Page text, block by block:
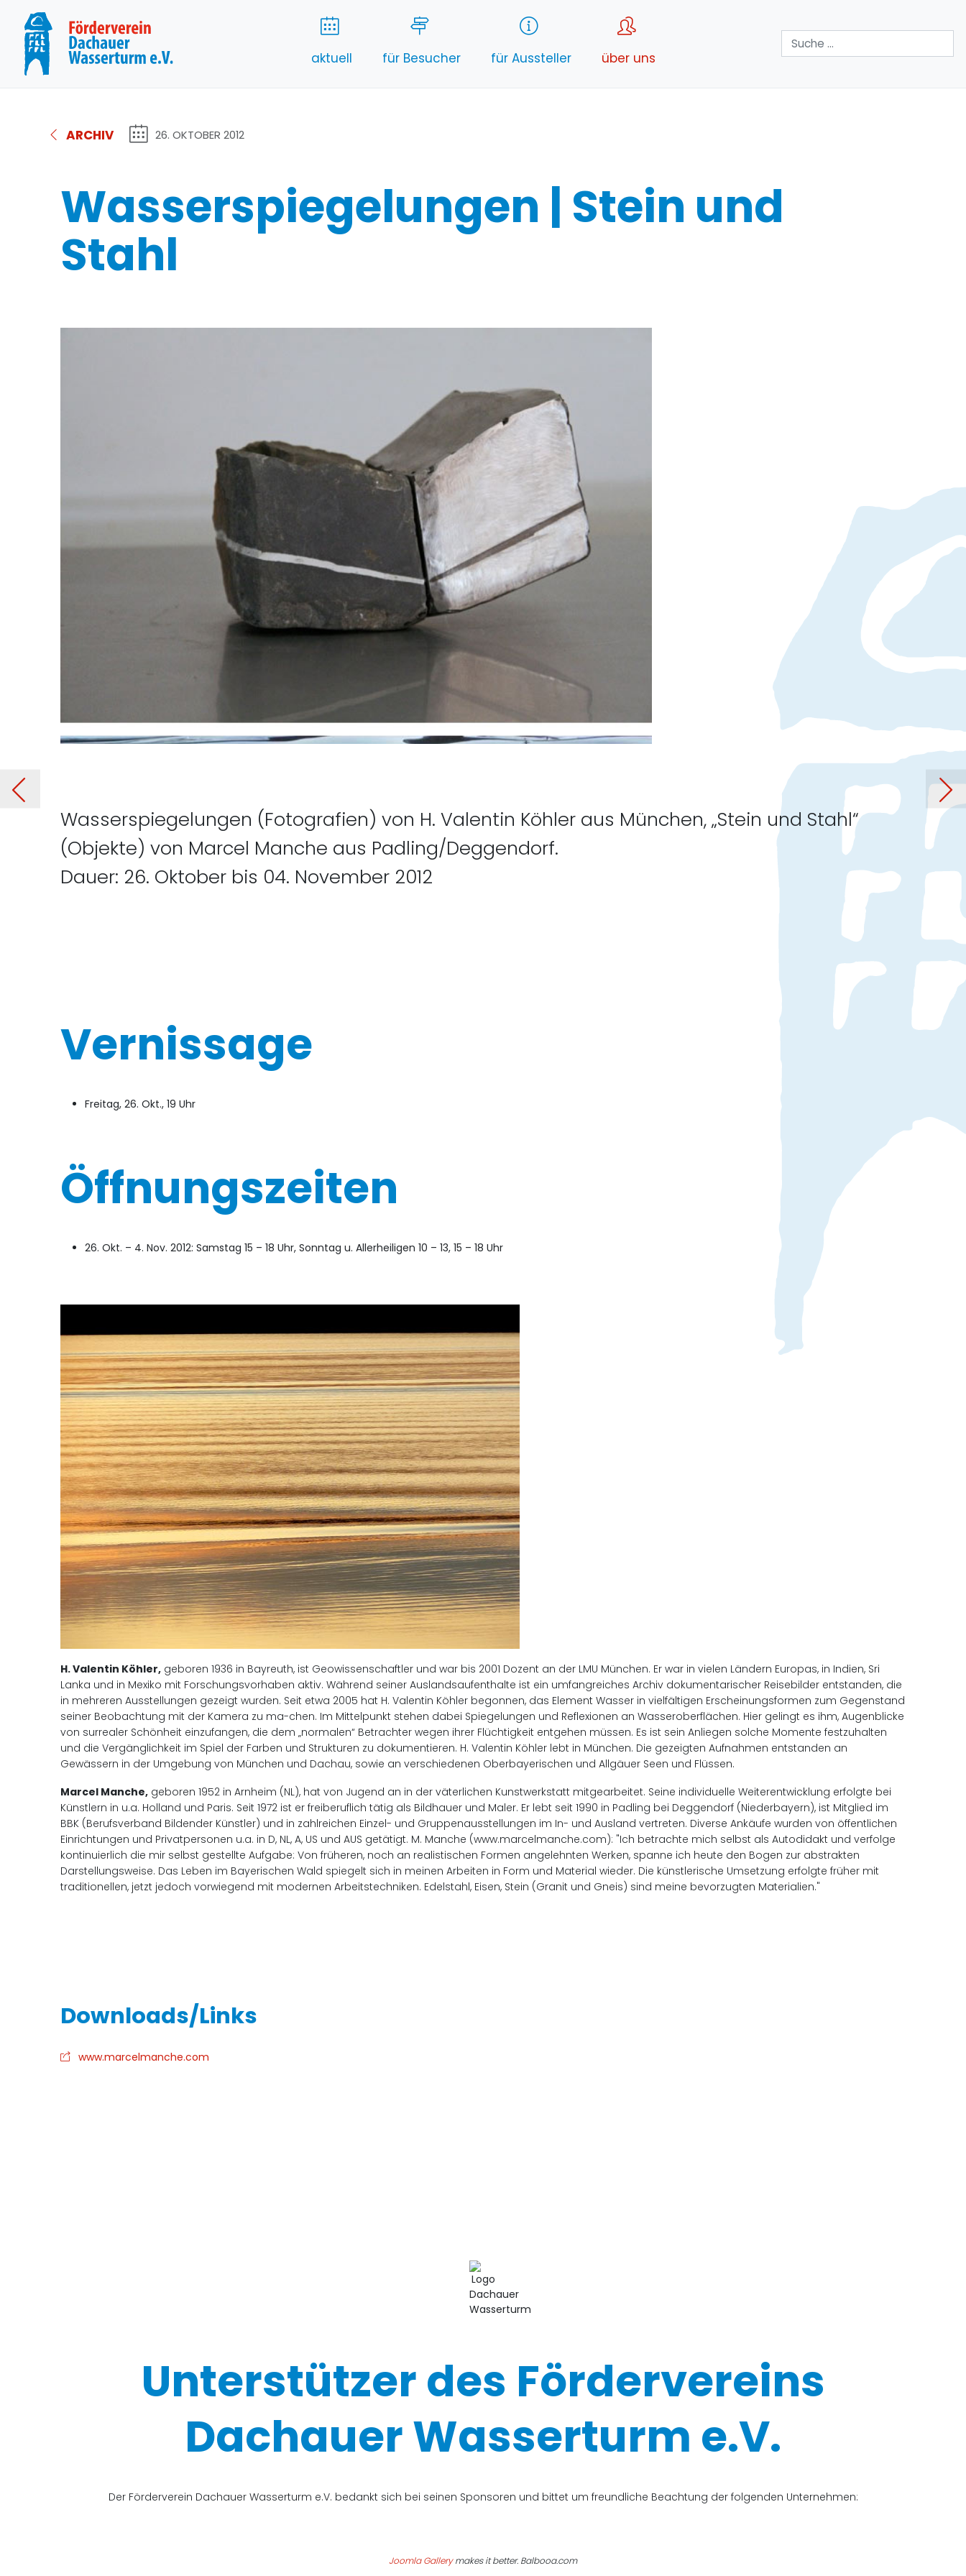
aktuell für Besucher für Aussteller über uns
Suchen
ARCHIV 26. OKTOBER 2012
Wasserspiegelungen | Stein und
Stahl
Wasserspiegelungen (Fotografien) von H. Valentin Köhler aus München, „Stein und Stahl“
(Objekte) von Marcel Manche aus Padling/Deggendorf.
Dauer: 26. Oktober bis 04. November 2012
Vernissage
Freitag, 26. Okt., 19 Uhr
Öffnungszeiten
26. Okt. – 4. Nov. 2012: Samstag 15 – 18 Uhr, Sonntag u. Allerheiligen 10 – 13, 15 – 18 Uhr
H. Valentin Köhler, geboren 1936 in Bayreuth, ist Geowissenschaftler und war bis 2001 Dozent an der LMU München. Er war in vielen Ländern Europas, in Indien, Sri
Lanka und in Mexiko mit Forschungsvorhaben aktiv. Während seiner Auslandsaufenthalte ist ein umfangreiches Archiv dokumentarischer Reisebilder entstanden, die
in mehreren Ausstellungen gezeigt wurden. Seit etwa 2005 hat H. Valentin Köhler begonnen, das Element Wasser in vielfältigen Erscheinungsformen zum Gegenstand
seiner Beobachtung mit der Kamera zu ma-chen. Im Mittelpunkt stehen dabei Spiegelungen und Reflexionen an Wasseroberflächen. Hier gelingt es ihm, Augenblicke
von surrealer Schönheit einzufangen, die dem „normalen“ Betrachter wegen ihrer Flüchtigkeit entgehen müssen. Es ist sein Anliegen solche Momente festzuhalten
und die Vergänglichkeit im Spiel der Farben und Strukturen zu dokumentieren. H. Valentin Köhler lebt in München. Die gezeigten Aufnahmen entstanden an
Gewässern in der Umgebung von München und Dachau, sowie an verschiedenen Oberbayerischen und Allgäuer Seen und Flüssen.
Marcel Manche, geboren 1952 in Arnheim (NL), hat von Jugend an in der väterlichen Kunstwerkstatt mitgearbeitet. Seine individuelle Weiterentwicklung erfolgte bei
Künstlern in u.a. Holland und Paris. Seit 1972 ist er freiberuflich tätig als Bildhauer und Maler. Er lebt seit 1990 in Padling bei Deggendorf (Niederbayern), ist Mitglied im
BBK (Berufsverband Bildender Künstler) und in zahlreichen Einzel- und Gruppenausstellungen im In- und Ausland vertreten. Diverse Ankäufe wurden von öffentlichen
Einrichtungen und Privatpersonen u.a. in D, NL, A, US und AUS getätigt. M. Manche (www.marcelmanche.com): "Ich betrachte mich selbst als Autodidakt und verfolge
kontinuierlich die mir selbst gestellte Aufgabe: Von früheren, noch an realistischen Formen angelehnten Werken, spanne ich heute den Bogen zur abstrakten
Darstellungsweise. Das Leben im Bayerischen Wald spiegelt sich in meinen Arbeiten in Form und Material wieder. Die künstlerische Umsetzung erfolgte früher mit
traditionellen, jetzt jedoch vorwiegend mit modernen Arbeitstechniken. Edelstahl, Eisen, Stein (Granit und Gneis) sind meine bevorzugten Materialien."
www.marcelmanche.com
Vorheriger Beitrag: Dachauer Janusz-Korczak-Woche
Unterstützer des Fördervereins
Dachauer Wasserturm e.V.
Der Förderverein Dachauer Wasserturm e.V. bedankt sich bei seinen Sponsoren und bittet um freundliche Beachtung der folgenden Unternehmen:
Joomla Gallerymakes it better. Balbooa.com